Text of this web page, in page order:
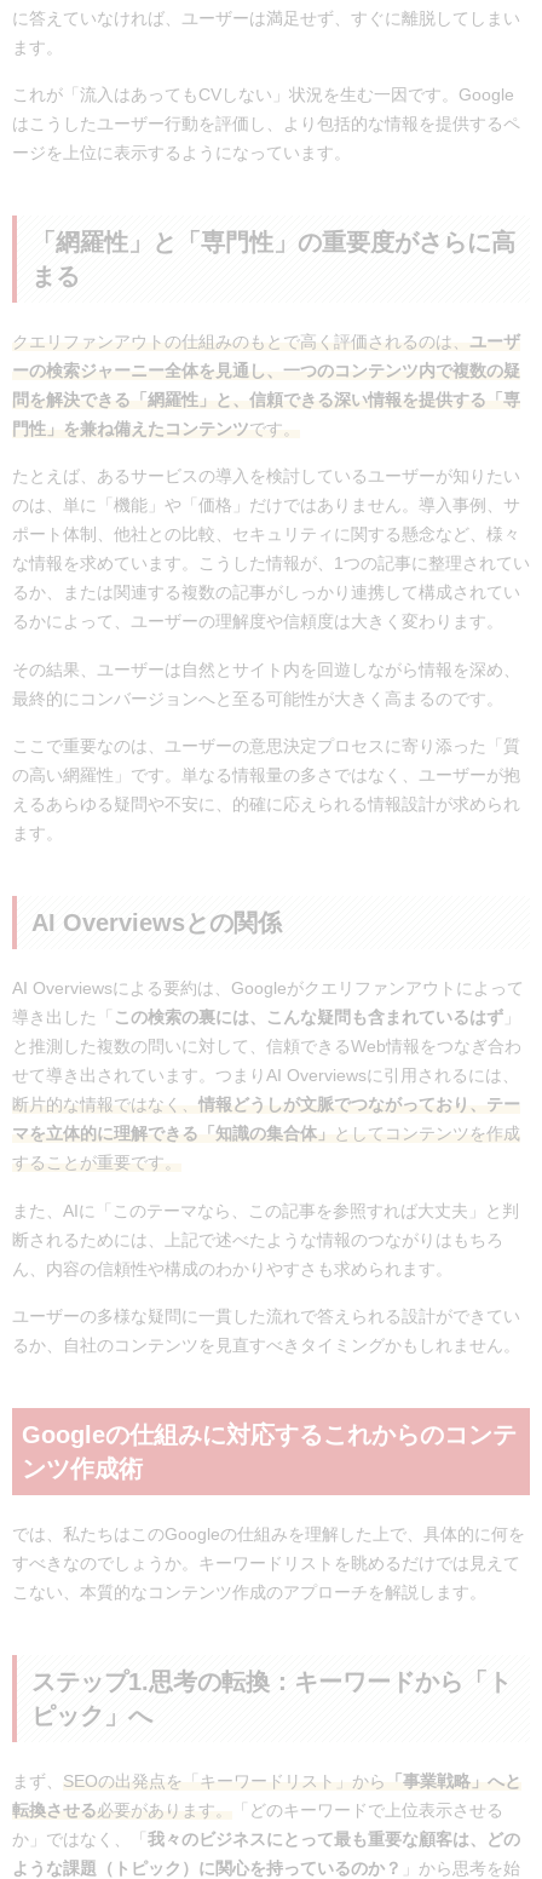
に答えていなければ、ユーザーは満足せず、すぐに離脱してしまい
ます。
これが「流入はあってもCVしない」状況を生む一因です。Google
はこうしたユーザー行動を評価し、より包括的な情報を提供するペ
ージを上位に表示するようになっています。
「網羅性」と「専門性」の重要度がさらに高
まる
クエリファンアウトの仕組みのもとで高く評価されるのは、 ユーザ
ーの検索ジャーニー全体を見通し、一つのコンテンツ内で複数の疑
問を解決できる「網羅性」と、信頼できる深い情報を提供する「専
門性」を兼ね備えたコンテンツです。
たとえば、あるサービスの導入を検討しているユーザーが知りたい
のは、単に「機能」や「価格」だけではありません。導入事例、サ
ポート体制、他社との比較、セキュリティに関する懸念など、様々
な情報を求めています。こうした情報が、1つの記事に整理されてい
るか、または関連する複数の記事がしっかり連携して構成されてい
るかによって、ユーザーの理解度や信頼度は大きく変わります。
その結果、ユーザーは自然とサイト内を回遊しながら情報を深め、
最終的にコンバージョンへと至る可能性が大きく高まるのです。
ここで重要なのは、ユーザーの意思決定プロセスに寄り添った「質
の高い網羅性」です。単なる情報量の多さではなく、ユーザーが抱
えるあらゆる疑問や不安に、的確に応えられる情報設計が求められ
ます。
AI Overviewsとの関係
AI Overviewsによる要約は、Googleがクエリファンアウトによって
導き出した「 この検索の裏には、こんな疑問も含まれているはず 」
と推測した複数の問いに対して、信頼できるWeb情報をつなぎ合わ
せて導き出されています。つまりAI Overviewsに引用されるには、
断片的な情報ではなく、 情報どうしが文脈でつながっており、テー
マを立体的に理解できる「知識の集合体」 としてコンテンツを作成
することが重要です。
また、AIに「このテーマなら、この記事を参照すれば大丈夫」と判
断されるためには、上記で述べたような情報のつながりはもちろ
ん、内容の信頼性や構成のわかりやすさも求められます。
ユーザーの多様な疑問に一貫した流れで答えられる設計ができてい
るか、自社のコンテンツを見直すべきタイミングかもしれません。
Googleの仕組みに対応するこれからのコンテ
ンツ作成術
では、私たちはこのGoogleの仕組みを理解した上で、具体的に何を
すべきなのでしょうか。キーワードリストを眺めるだけでは見えて
こない、本質的なコンテンツ作成のアプローチを解説します。
ステップ1.思考の転換：キーワードから「ト
ピック」へ
まず、 SEOの出発点を「キーワードリスト」から
「事業戦略」へと
転換させる必要があります。
「どのキーワードで上位表示させる
か」ではなく、「 我々のビジネスにとって最も重要な顧客は、どの
ような課題（トピック）に関心を持っているのか？ 」から思考を始